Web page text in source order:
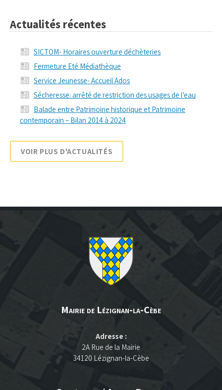
Actualités récentes
SICTOM- Horaires ouverture déchèteries
Fermeture Eté Médiathèque
Service Jeunesse- Accueil Ados
Sécheresse: arrêté de restriction des usages de l’eau
Balade entre Patrimoine historique et Patrimoine
contemporain – Bilan 2014 à 2024
VOIR PLUS D'ACTUALITÉS
Mairie de Lézignan-la-Cèbe
Adresse :
2A Rue de la Mairie
34120 Lézignan-la-Cèbe